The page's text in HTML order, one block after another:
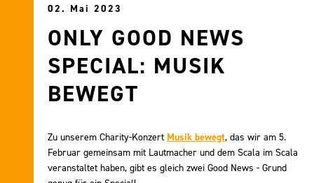
02. Mai 2023
ONLY GOOD NEWS
SPECIAL: MUSIK
BEWEGT
Zu unserem Charity-Konzert Musik bewegt, das wir am 5.
Februar gemeinsam mit Lautmacher und dem Scala im Scala
veranstaltet haben, gibt es gleich zwei Good News - Grund